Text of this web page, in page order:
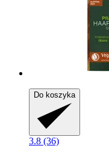
Do koszyka
3.8 (36)